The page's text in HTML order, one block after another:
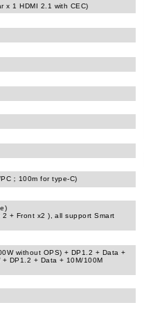
x 1 HDMI 2.1 with CEC)
；100m for type-C)
+ Front x2 ), all support Smart
without OPS) + DP1.2 + Data +
DP1.2 + Data + 10M/100M